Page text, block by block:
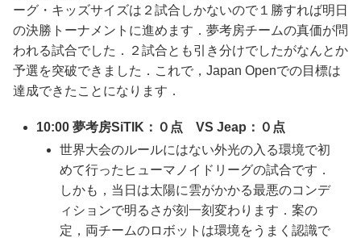
ーグ・キッズサイズは２試合しかないので１勝すれば明日
の決勝トーナメントに進めます．夢考房チームの真価が問
われる試合でした．２試合とも引き分けでしたがなんとか
予選を突破できました．これで，Japan Openでの目標は
達成できたことになります．
10:00 夢考房SiTIK：０点 VS Jeap：０点
世界大会のルールにはない外光の入る環境で初
めて行ったヒューマノイドリーグの試合です．
しかも，当日は太陽に雲がかかる最悪のコンデ
ィションで明るさが刻一刻変わります．案の
定，両チームのロボットは環境をうまく認識で